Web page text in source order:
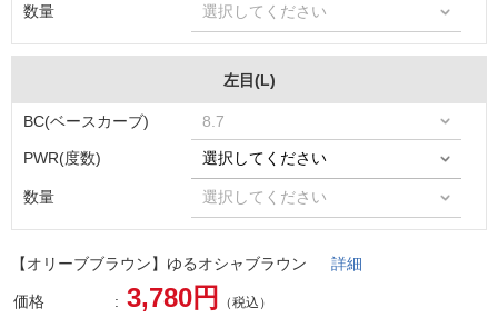
数量
左目(L)
BC(ベースカーブ)
PWR(度数)
数量
【オリーブブラウン】ゆるオシャブラウン 詳細
価格 3,780円 （税込）